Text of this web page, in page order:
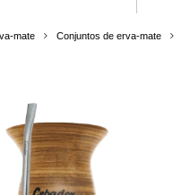
mate Conjuntos de erva-mate